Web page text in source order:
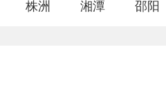
株洲 湘潭 邵阳